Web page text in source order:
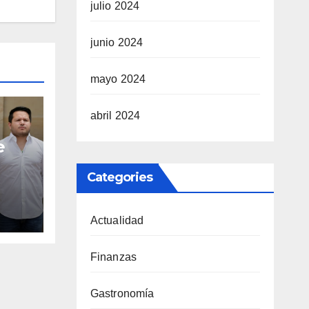
julio 2024
junio 2024
mayo 2024
abril 2024
Categories
Actualidad
Finanzas
Gastronomía